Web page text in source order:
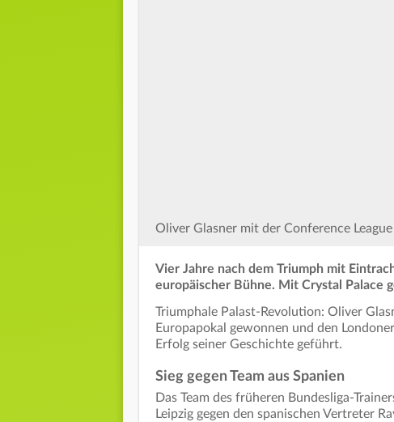
Oliver Glasner mit der Conference League
Vier Jahre nach dem Triumph mit
europäischer Bühne. Mit Crystal Palace
Triumphale Palast-Revolution: Oliver
Europapokal gewonnen und den
Erfolg seiner Geschichte geführt.
Sieg gegen Team aus Spanien
Das Team des früheren Bundesliga-
Leipzig gegen den spanischen Vertreter